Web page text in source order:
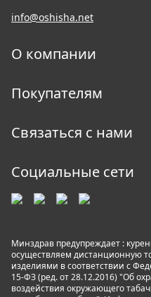
info@oshisha.net
О компании
Покупателям
Связаться с нами
Социальные сети
Минздрав предупреждает :
осуществляем дистанционную
изделиями в соответствии с
15-ФЗ (ред. от 28.12.2016) "Об
воздействия окружающего